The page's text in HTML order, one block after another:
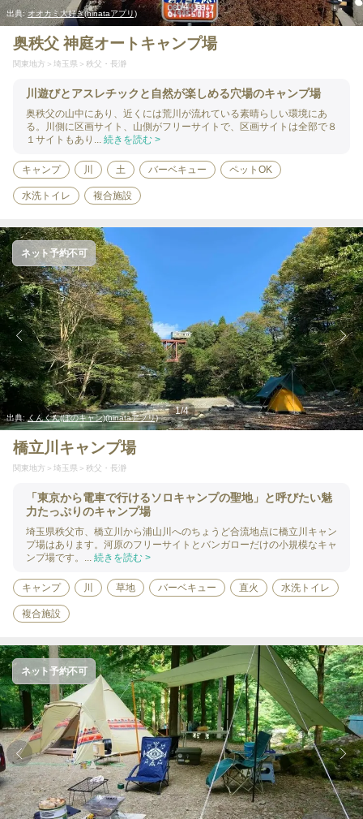
出典:オオカミ大好き(hinataアプリ)
1/4
奥秩父 神庭オートキャンプ場
関東地方 埼玉県 秩父・長瀞
川遊びとアスレチックと自然が楽しめる穴場のキャンプ場
奥秩父の山中にあり、近くには荒川が流れている素晴らしい環境にあ
る。川側に区画サイト、山側がフリーサイトで、区画サイトは全部で８
１サイトもあり... 続きを読む >
キャンプ 川 土 バーベキュー ペットOK
水洗トイレ 複合施設
出典: くんくん(ぼのキャン)(hinataアプリ)
1/4
ネット予約不可
橋立川キャンプ場
関東地方 埼玉県 秩父・長瀞
「東京から電車で行けるソロキャンプの聖地」と呼びたい魅
力たっぷりのキャンプ場
埼玉県秩父市、橋立川から浦山川へのちょうど合流地点に橋立川キャン
プ場はあります。河原のフリーサイトとバンガローだけの小規模なキャ
ンプ場です。... 続きを読む >
キャンプ 川 草地 バーベキュー 直火 水洗トイレ
複合施設
ネット予約不可